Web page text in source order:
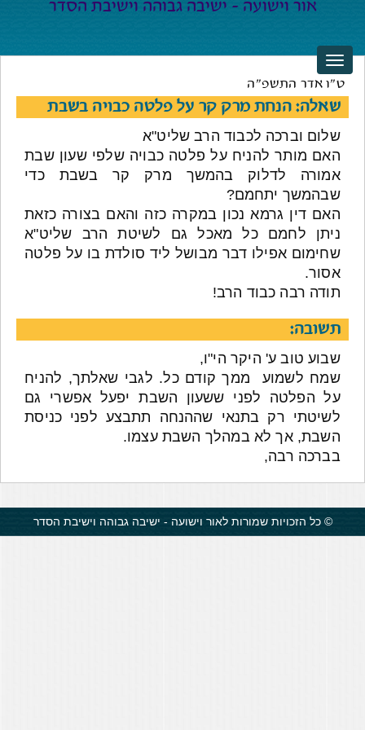
ט"ו אדר התשפ"ה
שאלה: הנחת מרק קר על פלטה כבויה בשבת
שלום וברכה לכבוד הרב שליט"א
האם מותר להניח על פלטה כבויה שלפי שעון שבת
אמורה לדלוק בהמשך מרק קר בשבת כדי
שבהמשך יתחמם?
האם דין גרמא נכון במקרה כזה והאם בצורה כזאת
ניתן לחמם כל מאכל גם לשיטת הרב שליט"א
שחימום אפילו דבר מבושל ליד סולדת בו על פלטה
אסור.
תודה רבה כבוד הרב!
תשובה:
שבוע טוב ע' היקר הי"ו,
שמח לשמוע ממך קודם כל. לגבי שאלתך, להניח
על הפלטה לפני ששעון השבת יפעל אפשרי גם
לשיטתי רק בתנאי שההנחה תתבצע לפני כניסת
השבת, אך לא במהלך השבת עצמו.
בברכה רבה,
© כל הזכויות שמורות לאור וישועה - ישיבה גבוהה וישיבת הסדר